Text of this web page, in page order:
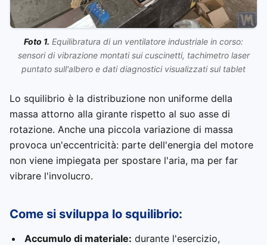
Foto 1. Equilibratura di un ventilatore industriale in corso:
sensori di vibrazione montati sui cuscinetti, tachimetro laser
puntato sull'albero e dati diagnostici visualizzati sul tablet
Lo squilibrio è la distribuzione non uniforme della
massa attorno alla girante rispetto al suo asse di
rotazione. Anche una piccola variazione di massa
provoca un'eccentricità: parte dell'energia del motore
non viene impiegata per spostare l'aria, ma per far
vibrare l'involucro.
Come si sviluppa lo squilibrio:
Accumulo di materiale: durante l'esercizio,